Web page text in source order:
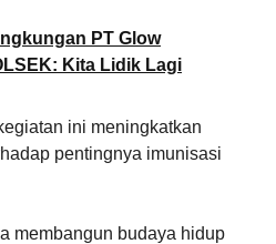
PT Glow
Kita Lidik Lagi
ini meningkatkan
pentingnya imunisasi
membangun budaya hidup